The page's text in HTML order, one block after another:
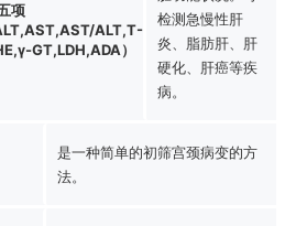
项
ALT,T-
GT,LDH,ADA）
检测急慢性肝
炎、脂肪肝、肝
硬化、肝癌等疾
病。
是一种简单的初筛宫颈病变的方
法。